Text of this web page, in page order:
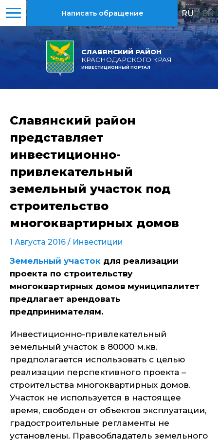
СЛАВЯНСКИЙ РАЙОН
КРАСНОДАРСКОГО КРАЯ
ИНВЕСТИЦИОННЫЙ ПОРТАЛ
Написать обращение RU | EN
Славянский район
представляет
инвестиционно-
привлекательный
земельный участок под
строительство
многоквартирных домов
1 Августа 2016 / Инвестиции
Земельный участок для реализации
проекта по строительству
многоквартирных домов муниципалитет
предлагает арендовать
предпринимателям.
Инвестиционно-привлекательный
земельный участок в 80000 м.кв.
предполагается использовать с целью
реализации перспективного проекта –
строительства многоквартирных домов.
Участок не используется в настоящее
время, свободен от объектов эксплуатации,
градостроительные регламенты не
установлены. Правообладатель земельного